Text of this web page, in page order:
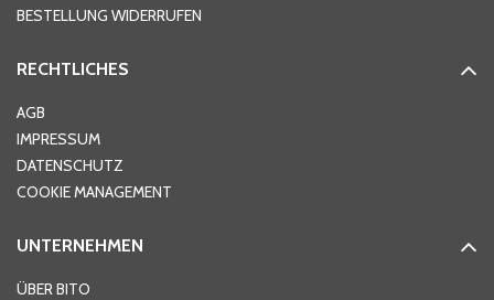
Ort*
Telefon
BESTELLUNG WIDERRUFEN
RECHTLICHES
AGB
IMPRESSUM
DATENSCHUTZ
COOKIE MANAGEMENT
UNTERNEHMEN
ÜBER BITO